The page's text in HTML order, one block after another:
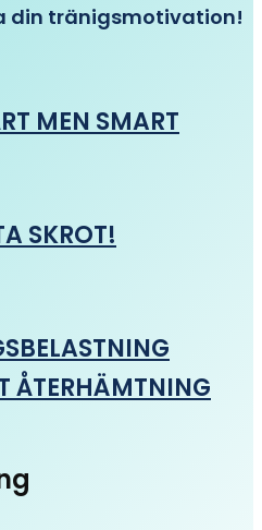
din tränigsmotivation!
MEN SMART
SKROT!
ÅTERHÄMTNING